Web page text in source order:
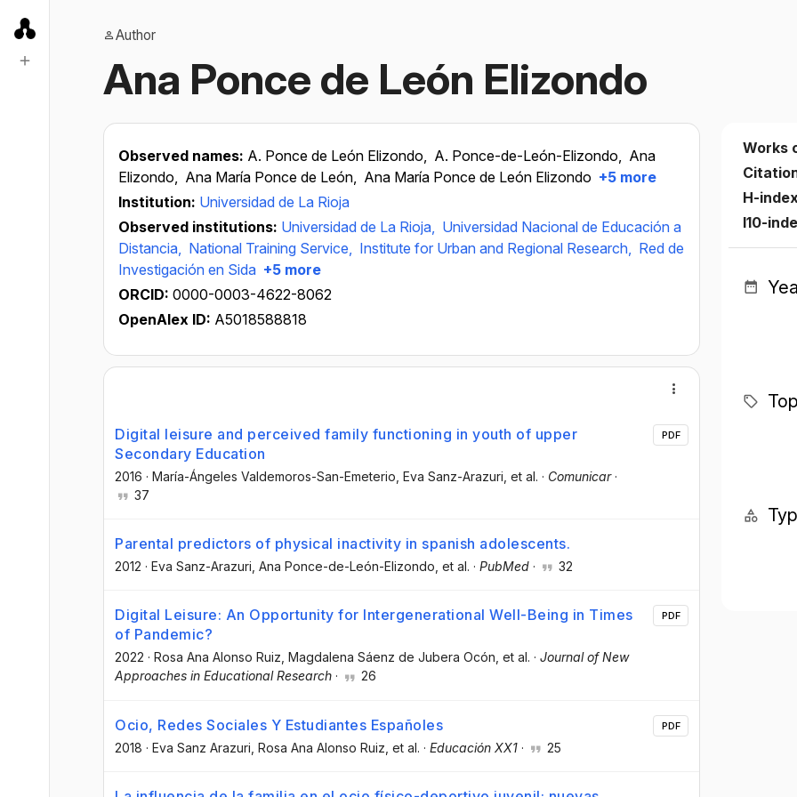
Author
Ana Ponce de León Elizondo
Observed names: A. Ponce de León Elizondo, A. Ponce-de-León-Elizondo, Ana
Elizondo, Ana María Ponce de León, Ana María Ponce de León Elizondo +5 more
Institution: Universidad de La Rioja
Observed institutions: Universidad de La Rioja, Universidad Nacional de Educación a
Distancia, National Training Service, Institute for Urban and Regional Research, Red de
Investigación en Sida +5 more
ORCID: 0000-0003-4622-8062
OpenAlex ID: A5018588818
Digital leisure and perceived family functioning in youth of upper
Secondary Education
2016 · María-Ángeles Valdemoros-San-Emeterio , Eva Sanz-Arazuri , et al. · Comunicar·
37
PDF
Parental predictors of physical inactivity in spanish adolescents.
2012 · Eva Sanz-Arazuri , Ana Ponce-de-León-Elizondo , et al. · PubMed · 32
Digital Leisure: An Opportunity for Intergenerational Well-Being in Times
of Pandemic?
2022 · Rosa Ana Alonso Ruiz , Magdalena Sáenz de Jubera Ocón , et al. · Journal of New
Approaches in Educational Research · 26
PDF
Ocio, Redes Sociales Y Estudiantes Españoles
2018 · Eva Sanz Arazuri , Rosa Ana Alonso Ruiz , et al. · Educación XX1 · 25
PDF
Works
H-
I10-